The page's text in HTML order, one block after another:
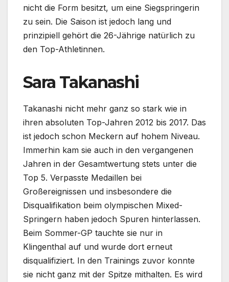
nicht die Form besitzt, um eine Siegspringerin
zu sein. Die Saison ist jedoch lang und
prinzipiell gehört die 26-Jährige natürlich zu
den Top-Athletinnen.
Sara Takanashi
Takanashi nicht mehr ganz so stark wie in
ihren absoluten Top-Jahren 2012 bis 2017. Das
ist jedoch schon Meckern auf hohem Niveau.
Immerhin kam sie auch in den vergangenen
Jahren in der Gesamtwertung stets unter die
Top 5. Verpasste Medaillen bei
Großereignissen und insbesondere die
Disqualifikation beim olympischen Mixed-
Springern haben jedoch Spuren hinterlassen.
Beim Sommer-GP tauchte sie nur in
Klingenthal auf und wurde dort erneut
disqualifiziert. In den Trainings zuvor konnte
sie nicht ganz mit der Spitze mithalten. Es wird